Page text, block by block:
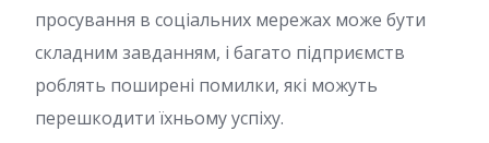
просування в соціальних мережах може бути
складним завданням, і багато підприємств
роблять поширені помилки, які можуть
перешкодити їхньому успіху.